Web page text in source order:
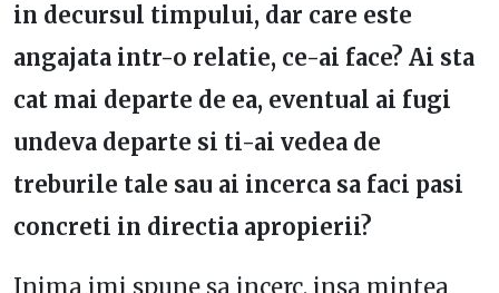
in decursul timpului, dar care este
angajata intr-o relatie, ce-ai face? Ai sta
cat mai departe de ea, eventual ai fugi
undeva departe si ti-ai vedea de
treburile tale sau ai incerca sa faci pasi
concreti in directia apropierii?
Inima imi spune sa incerc, insa mintea